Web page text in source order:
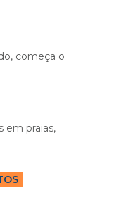
começa o
em praias,